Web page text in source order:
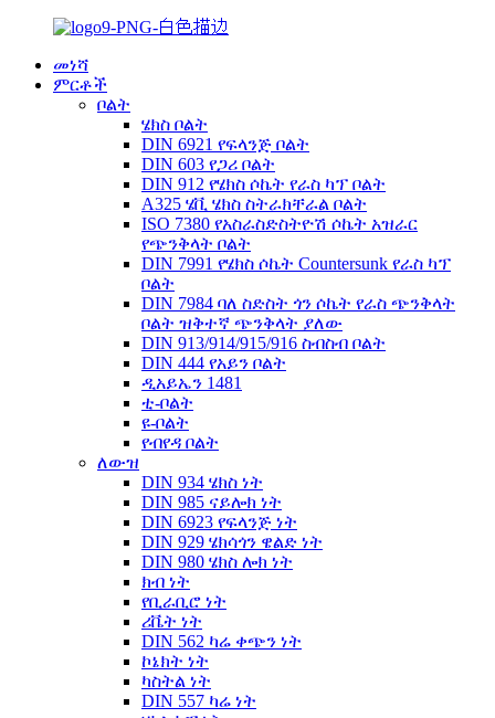
መነሻ
ምርቶች
ቦልት
ሄክስ ቦልት
DIN 6921 የፍላንጅ ቦልት
DIN 603 የጋሪ ቦልት
DIN 912 የሄክስ ሶኬት የራስ ካፕ ቦልት
A325 ሄቪ ሄክስ ስትራክቸራል ቦልት
ISO 7380 የአስራስድስትዮሽ ሶኬት አዝራር
የጭንቅላት ቦልት
DIN 7991 የሄክስ ሶኬት Countersunk የራስ ካፕ
ቦልት
DIN 7984 ባለ ስድስት ጎን ሶኬት የራስ ጭንቅላት
ቦልት ዝቅተኛ ጭንቅላት ያለው
DIN 913/914/915/916 ስብስብ ቦልት
DIN 444 የአይን ቦልት
ዲአይኤን 1481
ቲ-ቦልት
ዩ-ቦልት
የብየዳ ቦልት
ለውዝ
DIN 934 ሄክስ ነት
DIN 985 ናይሎክ ነት
DIN 6923 የፍላንጅ ነት
DIN 929 ሄክሳጎን ዌልድ ነት
DIN 980 ሄክስ ሎክ ነት
ክብ ነት
የቢራቢሮ ነት
ሪቬት ነት
DIN 562 ካሬ ቀጭን ነት
ኮኔክት ነት
ካስትል ነት
DIN 557 ካሬ ነት